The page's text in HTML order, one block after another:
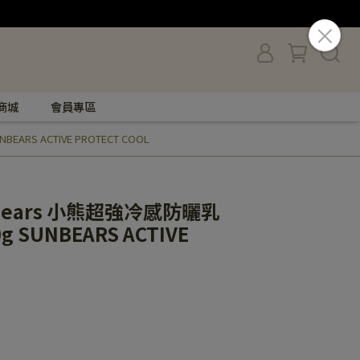
城 會員專區
ACTIVE PROTECT COOL
小熊超強冷感防曬乳
SUNBEARS ACTIVE